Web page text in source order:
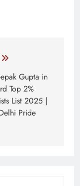
Gupta in
Top 2%
List 2025 |
Pride